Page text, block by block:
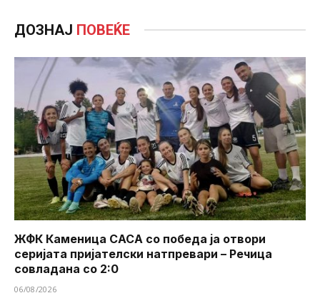
ДОЗНАЈ ПОВЕЌЕ
ЖФК Каменица САСА со победа ја отвори
серијата пријателски натпревари – Речица
совладана со 2:0
06/08/2026